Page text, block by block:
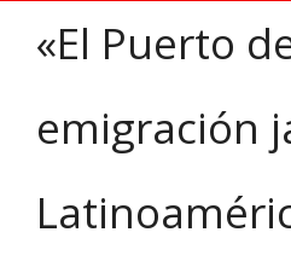
«El Puerto
emigración